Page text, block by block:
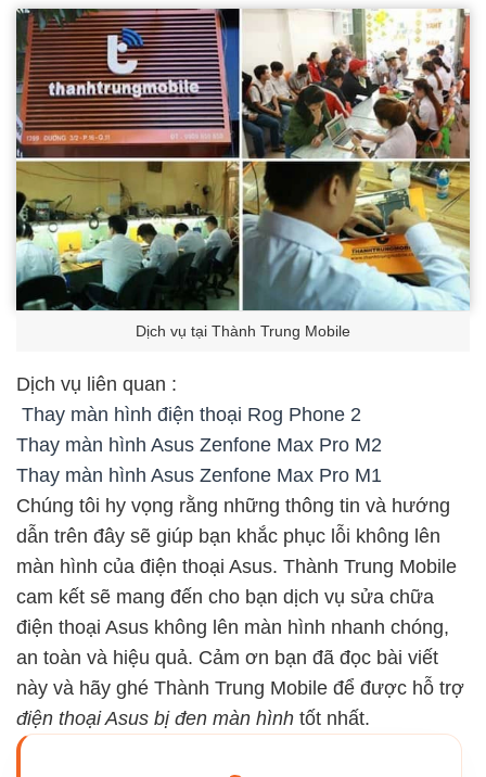
Dịch vụ tại Thành Trung Mobile
Dịch vụ liên quan :
Thay màn hình điện thoại Rog Phone 2
Thay màn hình Asus Zenfone Max Pro M2
Thay màn hình Asus Zenfone Max Pro M1
Chúng tôi hy vọng rằng những thông tin và hướng
dẫn trên đây sẽ giúp bạn khắc phục lỗi không lên
màn hình của điện thoại Asus. Thành Trung Mobile
cam kết sẽ mang đến cho bạn dịch vụ sửa chữa
điện thoại Asus không lên màn hình nhanh chóng,
an toàn và hiệu quả. Cảm ơn bạn đã đọc bài viết
này và hãy ghé Thành Trung Mobile để được hỗ trợ
điện thoại Asus bị đen màn hình tốt nhất.